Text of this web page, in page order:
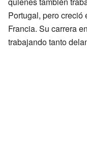
Portugal, pero creció
Francia. Su carrera
trabajando tanto